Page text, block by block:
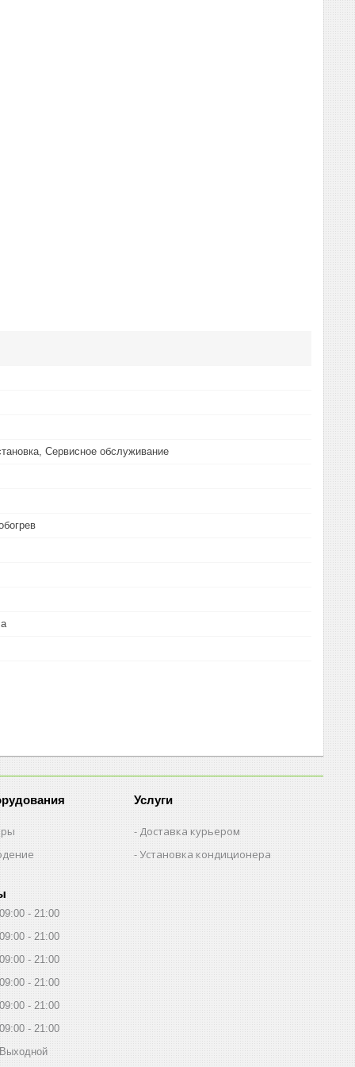
Сервисное обслуживание
Услуги
Доставка курьером
Установка кондиционера
09:00
21:00
09:00
21:00
09:00
21:00
09:00
21:00
09:00
21:00
09:00
21:00
Выходной